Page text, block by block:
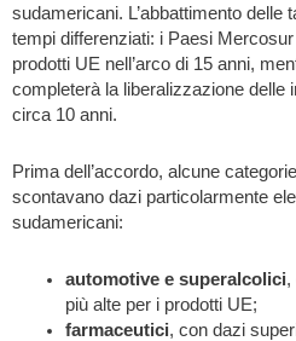
sudamericani. L’abbattimento delle
tempi differenziati: i Paesi
prodotti UE nell’arco di 15 anni,
completerà la liberalizzazione delle
circa 10 anni.
Prima dell’accordo, alcune
scontavano dazi particolarmente
sudamericani:
automotive e superalcolici,
più alte per i prodotti UE;
farmaceutici, con dazi